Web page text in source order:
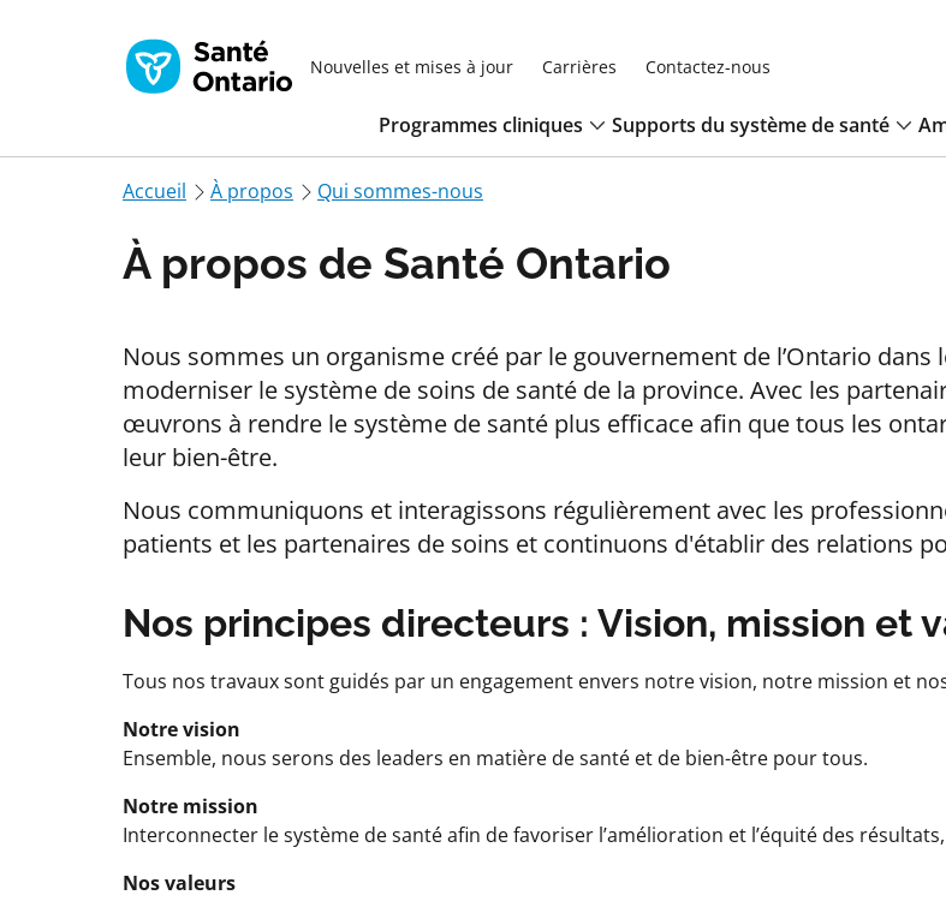
Nouvelles et mises à jour Carrières Contactez-nous
Programmes cliniques Supports du système de santé
Accueil À propos Qui sommes-nous
À propos de Santé Ontario
Nous sommes un organisme créé par le gouvernement de l’Ontario
moderniser le système de soins de santé de la province. Avec les
œuvrons à rendre le système de santé plus efficace afin que tous les
leur bien-être.
Nous communiquons et interagissons régulièrement avec les
patients et les partenaires de soins et continuons d'établir des relations
Nos principes directeurs : Vision, mission et
Tous nos travaux sont guidés par un engagement envers notre vision, notre mission et
Notre vision
Ensemble, nous serons des leaders en matière de santé et de bien-être pour tous.
Notre mission
Interconnecter le système de santé afin de favoriser l’amélioration et l’équité des
Nos valeurs